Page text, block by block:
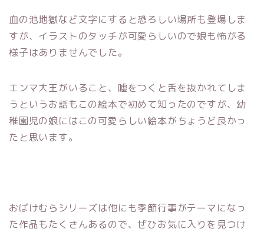
血の池地獄など文字にすると恐ろしい場所も登場しま
すが、イラストのタッチが可愛らしいので娘も怖がる
様子はありませんでした。
エンマ大王がいること、嘘をつくと舌を抜かれてしま
うというお話もこの絵本で初めて知ったのですが、幼
稚園児の娘にはこの可愛らしい絵本がちょうど良かっ
たと思います。
おばけむらシリーズは他にも季節行事がテーマになっ
た作品もたくさんあるので、ぜひお気に入りを見つけ